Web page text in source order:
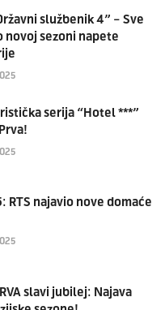
službenik 4” – Sve
novoj sezoni napete
serija “Hotel ***”
RTS najavio nove domaće
slavi jubilej: Najava